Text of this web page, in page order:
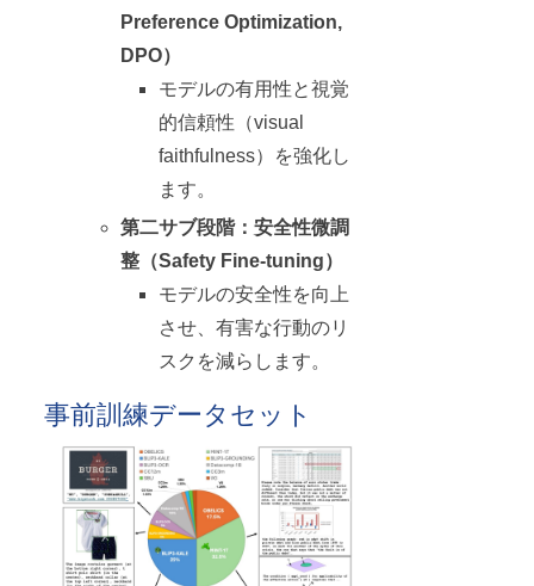
Preference Optimization,
DPO）
モデルの有用性と視覚
的信頼性（visual
faithfulness）を強化し
ます。
第二サブ段階：安全性微調
整（Safety Fine-tuning）
モデルの安全性を向上
させ、有害な行動のリ
スクを減らします。
事前訓練データセット